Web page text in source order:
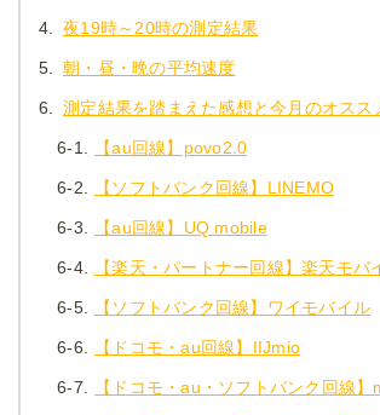
4. 夜19時～20時の測定結果
5. 朝・昼・晩の平均速度
6. 測定結果を踏まえた感想と今月のオスス
6-1. 【au回線】povo2.0
6-2. 【ソフトバンク回線】LINEMO
6-3. 【au回線】UQ mobile
6-4. 【楽天・パートナー回線】楽天モバ
6-5. 【ソフトバンク回線】ワイモバイル
6-6. 【ドコモ・au回線】IIJmio
6-7. 【ドコモ・au・ソフトバンク回線】